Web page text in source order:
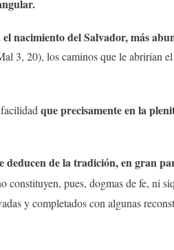
nacimiento del Salvador, más
3, 20), los caminos que le abrirían
que precisamente en la
deducen de la tradición, en gran
constituyen, pues, dogmas de fe, ni
y completados con algunas